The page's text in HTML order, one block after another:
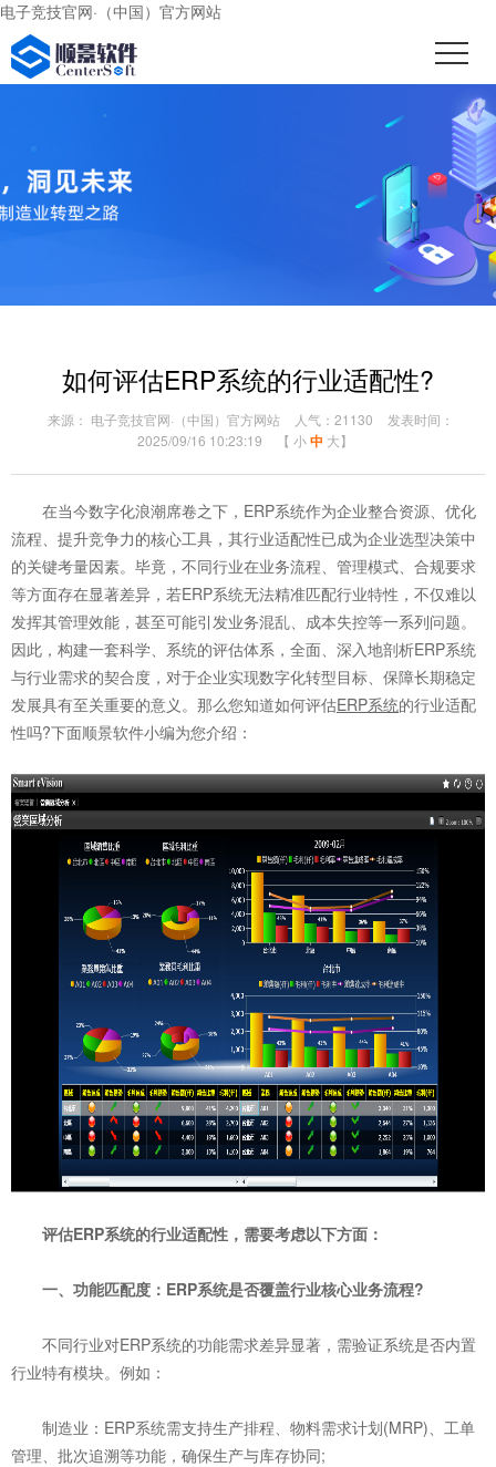
电子竞技官网·（中国）官方网站
如何评估ERP系统的行业适配性?
来源： 电子竞技官网·（中国）官方网站 人气：21130
发表时间：
2025/09/16 10:23:19
【 小中 大】
在当今数字化浪潮席卷之下，ERP系统作为企业整合资源、优化
流程、提升竞争力的核心工具，其行业适配性已成为企业选型决策中
的关键考量因素。毕竟，不同行业在业务流程、管理模式、合规要求
等方面存在显著差异，若ERP系统无法精准匹配行业特性，不仅难以
发挥其管理效能，甚至可能引发业务混乱、成本失控等一系列问题。
因此，构建一套科学、系统的评估体系，全面、深入地剖析ERP系统
与行业需求的契合度，对于企业实现数字化转型目标、保障长期稳定
发展具有至关重要的意义。那么您知道如何评估ERP系统的行业适配
性吗?下面顺景软件小编为您介绍：
评估ERP系统的行业适配性，需要考虑以下方面：
一、功能匹配度：ERP系统是否覆盖行业核心业务流程?
不同行业对ERP系统的功能需求差异显著，需验证系统是否内置
行业特有模块。例如：
制造业：ERP系统需支持生产排程、物料需求计划(MRP)、工单
管理、批次追溯等功能，确保生产与库存协同;